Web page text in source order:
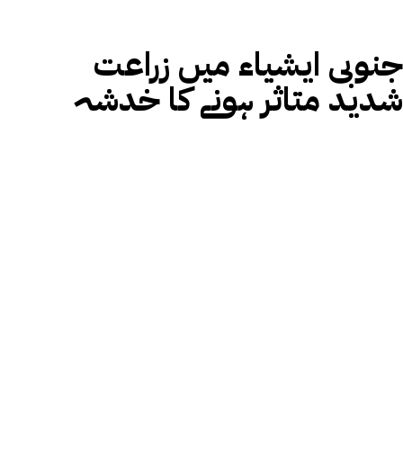
شدید متاثر ہونے کا خدشہ